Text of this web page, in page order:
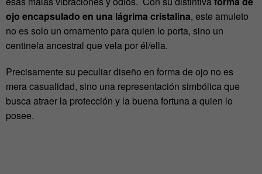
ojo encapsulado en una lágrima cristalina, este amuleto
no es solo un ornamento para quien lo porta, sino un
centinela ancestral que vela por él/ella.
Precisamente su peculiar diseño en forma de ojo no es
mera casualidad, sino una representación simbólica que
busca atraer la protección y la buena fortuna a quien lo
posee.